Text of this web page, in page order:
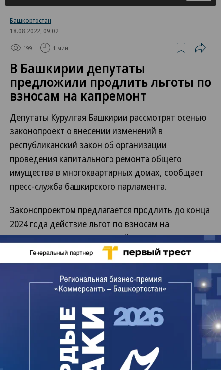
Башкортостан
18.08.2022, 09:02
199 1 мин.
В Башкирии депутаты
предложили продлить льготы по
взносам на капремонт
Депутаты Курултая Башкирии рассмотрят осенью
законопроект о внесении изменений в
республиканский закон об организации
проведения капитального ремонта общего
имущества в многоквартирных домах, сообщает
пресс-служба башкирского парламента.
Законопроектом предлагается продлить до конца
2024 года действие льгот по взносам на
капремонт для определенной категории граждан.
Собственникам жилых помещений в возрасте от
70 лет компенсируется 50% суммы взноса на
капремонт, а в возрасте 80 лет и старше – 100%.
Льготы также получат неработающие пенсионеры
или инвалиды первой – второй группы.
Затраты республиканского бюджета на эти цели
составят в 2023 году 40,3 млн руб., в 2024 году —
44,9 млн руб.